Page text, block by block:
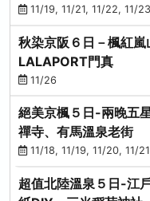
11/19, 11/21, 11/22, 11/
秋染京阪６日－楓紅嵐
LALAPORT門真
11/26
絕美京楓５日-兩晚五
禪寺、有馬溫泉老街
11/18, 11/19, 11/20, 11/
超值北陸溫泉５日-江